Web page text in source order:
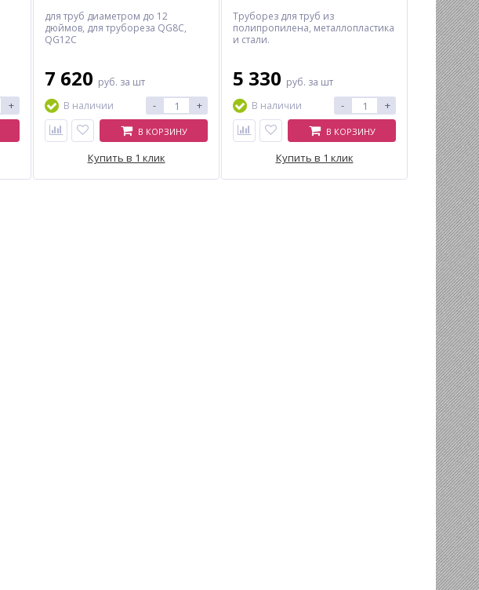
+
для труб диаметром до 12
дюймов, для трубореза QG8C,
QG12C
7 620 руб. за шт
В наличии
- +
В КОРЗИНУ
Купить в 1 клик
Труборез для труб из
полипропилена, металлопластика
и стали.
5 330 руб. за шт
В наличии
- +
В КОРЗИНУ
Купить в 1 клик